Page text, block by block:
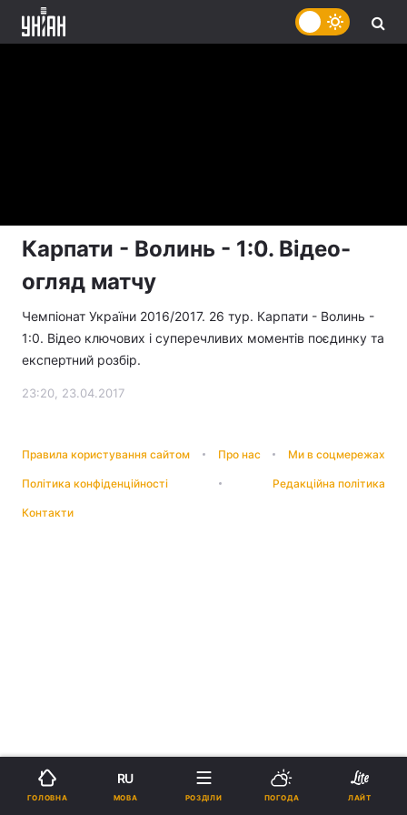
Карпати - Волинь - 1:0. Відео-
огляд матчу
Чемпіонат України 2016/2017. 26 тур. Карпати - Волинь -
1:0. Відео ключових і суперечливих моментів поєдинку та
експертний розбір.
23:20, 23.04.2017
Правила користування сайтом Про нас Ми в соцмережах
Політика конфіденційності Редакційна політика
Контакти
ГОЛОВНА
RU
МОВА РОЗДІЛИ ПОГОДА ЛАЙТ